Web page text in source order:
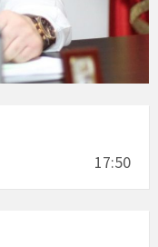
17:50